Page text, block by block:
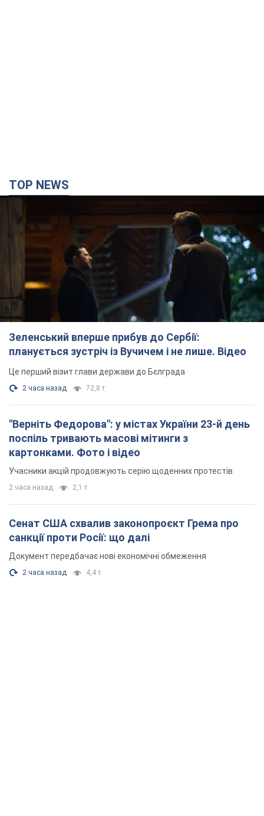
TOP NEWS
Зеленський вперше прибув до Сербії:
планується зустріч із Вучичем і не лише. Відео
Це перший візит глави держави до Бєлграда
2 часа назад 72,8 т.
"Верніть Федорова": у містах України 23-й день
поспіль тривають масові мітинги з
картонками. Фото і відео
Учасники акцій продовжують серію щоденних протестів
2 часа назад 2,1 т.
Сенат США схвалив законопроєкт Грема про
санкції проти Росії: що далі
Документ передбачає нові економічні обмеження
2 часа назад 4,4 т.